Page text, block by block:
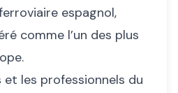
espagnol,
comme l’un des plus
et les professionnels du